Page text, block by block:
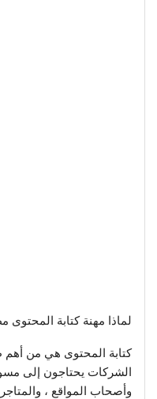
لماذا مهنة كتابة المحتوى
كتابة المحتوى هي من
الشركات يحتاجون إلى
وأصحاب المواقع ،